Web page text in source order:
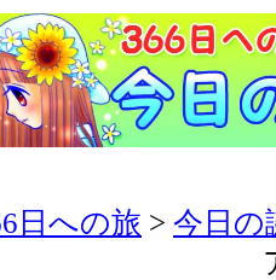
日への旅 > 今日の